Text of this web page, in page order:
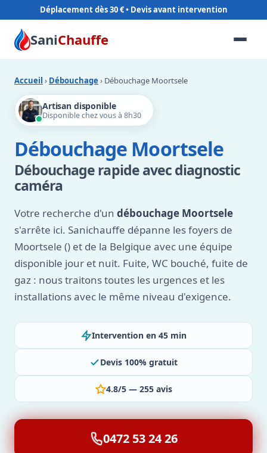
Déplacement dès 30 €
SaniChauffe
Accueil › Débouchage › Débouchage Moortsele
Artisan disponible
Disponible chez vous à 8h30
Débouchage Moortsele
Débouchage rapide avec diagnostic
caméra
Votre recherche d'un débouchage Moortsele
s'arrête ici. Sanichauffe dépanne les foyers de
Moortsele () et de la Belgique avec une équipe
disponible jour et nuit. Fuite, WC bouché, fuite de
gaz : nous traitons toutes les urgences et les
installations avec le même niveau d'exigence.
Intervention en 45 min
Devis 100% gratuit
4.8/5 — 255 avis
0472 53 24 26